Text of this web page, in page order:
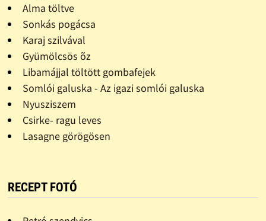
Alma töltve
Sonkás pogácsa
Karaj szilvával
Gyümölcsös õz
Libamájjal töltött gombafejek
Somlói galuska - Az igazi somlói galuska
Nyusziszem
Csirke- ragu leves
Lasagne görögösen
RECEPT FOTÓ